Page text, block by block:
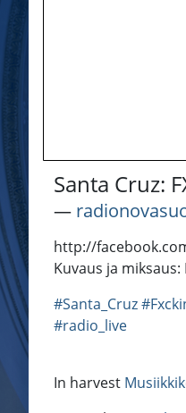
Santa Cruz:
―
http://
Kuvaus ja
#Santa_Cruz
#radio_live
In harvest